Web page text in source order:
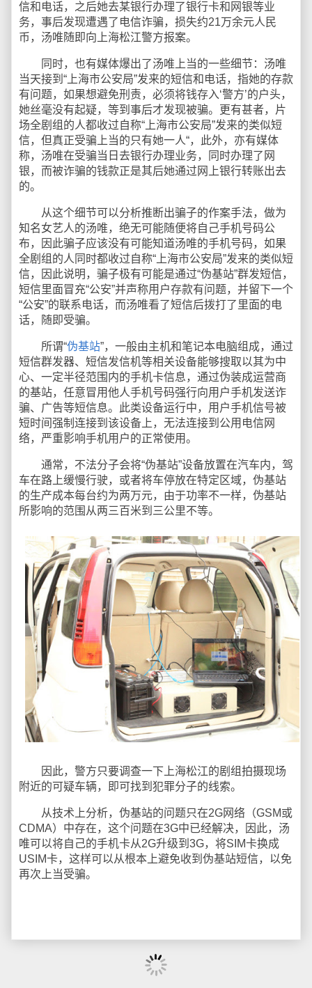
信和电话，之后她去某银行办理了银行卡和网银等业
务，事后发现遭遇了电信诈骗，损失约21万余元人民
币，汤唯随即向上海松江警方报案。
同时，也有媒体爆出了汤唯上当的一些细节：汤唯
当天接到“上海市公安局”发来的短信和电话，指她的存款
有问题，如果想避免刑责，必须将钱存入‘警方’的户头，
她丝毫没有起疑，等到事后才发现被骗。更有甚者，片
场全剧组的人都收过自称“上海市公安局”发来的类似短
信，但真正受骗上当的只有她一人“，此外，亦有媒体
称，汤唯在受骗当日去银行办理业务，同时办理了网
银，而被诈骗的钱款正是其后她通过网上银行转账出去
的。
从这个细节可以分析推断出骗子的作案手法，做为
知名女艺人的汤唯，绝无可能随便将自己手机号码公
布，因此骗子应该没有可能知道汤唯的手机号码，如果
全剧组的人同时都收过自称“上海市公安局”发来的类似短
信，因此说明，骗子极有可能是通过“伪基站”群发短信，
短信里面冒充“公安”并声称用户存款有问题，并留下一个
“公安”的联系电话，而汤唯看了短信后拨打了里面的电
话，随即受骗。
所谓“伪基站”，一般由主机和笔记本电脑组成，通过
短信群发器、短信发信机等相关设备能够搜取以其为中
心、一定半径范围内的手机卡信息，通过伪装成运营商
的基站，任意冒用他人手机号码强行向用户手机发送诈
骗、广告等短信息。此类设备运行中，用户手机信号被
短时间强制连接到该设备上，无法连接到公用电信网
络，严重影响手机用户的正常使用。
通常，不法分子会将“伪基站”设备放置在汽车内，驾
车在路上缓慢行驶，或者将车停放在特定区域，伪基站
的生产成本每台约为两万元，由于功率不一样，伪基站
所影响的范围从两三百米到三公里不等。
因此，警方只要调查一下上海松江的剧组拍摄现场
附近的可疑车辆，即可找到犯罪分子的线索。
从技术上分析，伪基站的问题只在2G网络（GSM或
CDMA）中存在，这个问题在3G中已经解决，因此，汤
唯可以将自己的手机卡从2G升级到3G，将SIM卡换成
USIM卡，这样可以从根本上避免收到伪基站短信，以免
再次上当受骗。